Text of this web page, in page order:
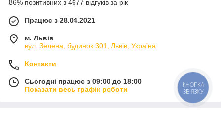
86% позитивних з 4677 відгуків за рік
Працює з 28.04.2021
м. Львів
вул. Зелена, будинок 301, Львів, Україна
Контакти
Сьогодні працює з 09:00 до 18:00
Показати весь графік роботи
КНОПКА
ЗВ'ЯЗКУ